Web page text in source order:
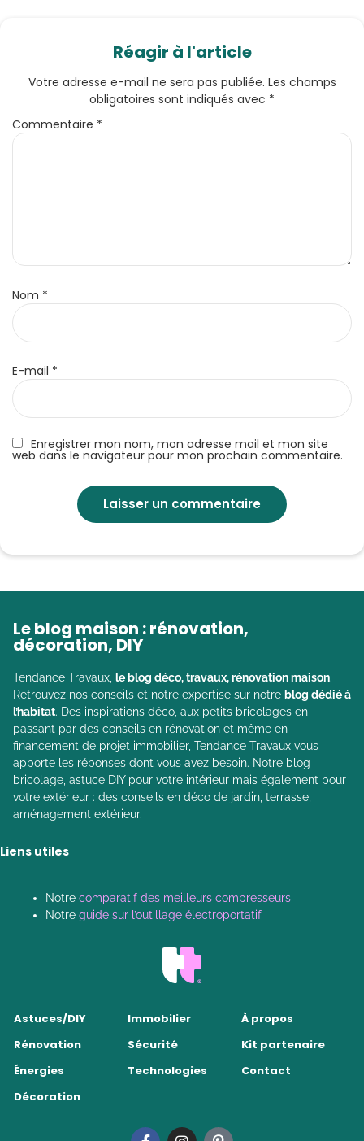
Réagir à l'article
Enregistrer mon nom, mon adresse mail et mon site
web dans le navigateur pour mon prochain commentaire.
Votre adresse e-mail ne sera pas publiée. Les champs
obligatoires sont indiqués avec *
Commentaire *
Nom *
E-mail *
Le blog maison : rénovation,
décoration, DIY
Tendance Travaux, le blog déco, travaux, rénovation maison.
Retrouvez nos conseils et notre expertise sur notre blog dédié à
l’habitat. Des inspirations déco, aux petits bricolages en
passant par des conseils en rénovation et même en
financement de projet immobilier, Tendance Travaux vous
apporte les réponses dont vous avez besoin. Notre blog
bricolage, astuce DIY pour votre intérieur mais également pour
votre extérieur : des conseils en déco de jardin, terrasse,
aménagement extérieur.
Liens utiles
Notre comparatif des meilleurs compresseurs
Notre guide sur l’outillage électroportatif
Astuces/DIY
Rénovation
Énergies
Décoration
Immobilier
Sécurité
Technologies
À propos
Kit partenaire
Contact